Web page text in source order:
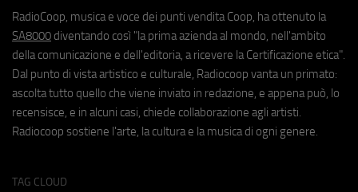
RadioCoop, musica e voce dei punti vendita Coop, ha ottenuto la
SA8000 diventando così "la prima azienda al mondo, nell'ambito
della comunicazione e dell'editoria, a ricevere la Certificazione etica".
Dal punto di vista artistico e culturale, Radiocoop vanta un primato:
ascolta tutto quello che viene inviato in redazione, e appena può, lo
recensisce, e in alcuni casi, chiede collaborazione agli artisti.
Radiocoop sostiene l'arte, la cultura e la musica di ogni genere.
TAG CLOUD